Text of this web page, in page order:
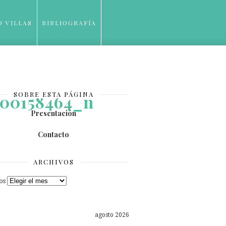
VILLAS BIBLIOGRAFÍA
SOBRE ESTA PÁGINA
Presentación
Contacto
ARCHIVOS
agosto 2026